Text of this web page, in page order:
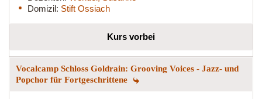
Domizil: Stift Ossiach
Kurs vorbei
Vocalcamp Schloss Goldrain: Grooving Voices - Jazz- und
Popchor für Fortgeschrittene